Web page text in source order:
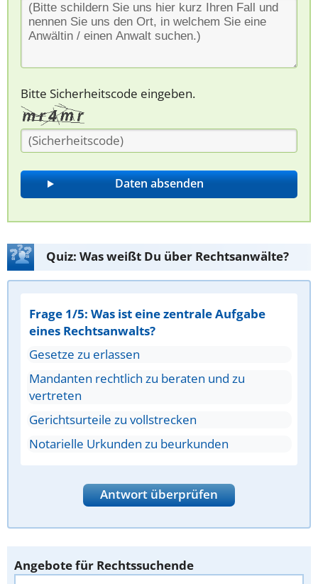
Bitte Sicherheitscode eingeben.
Quiz: Was weißt Du über Rechtsanwälte?
Frage 1/5: Was ist eine zentrale Aufgabe
eines Rechtsanwalts?
Gesetze zu erlassen
Mandanten rechtlich zu beraten und zu
vertreten
Gerichtsurteile zu vollstrecken
Notarielle Urkunden zu beurkunden
Antwort überprüfen
Angebote für Rechtssuchende